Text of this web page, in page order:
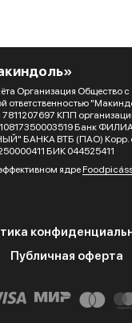
Организация Общество с
ответственностью
7811207697 КПП
Банк
БАНКА ВТБ (ПАО) Корр.
БИК 044525411
ядре
Публичная оферта